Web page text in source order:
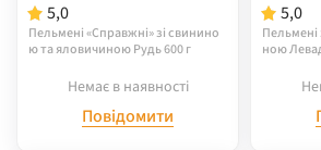
5,0
Пельмені «Справжні» зі свинино
ю та яловичиною Рудь 600 г
Немає в наявності
Повідомити
5,0
ною